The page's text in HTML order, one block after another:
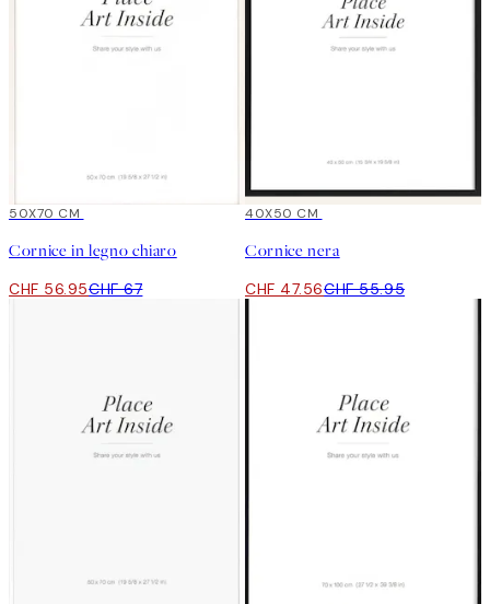
15%*
50X70 CM
Cornice in legno chiaro
CHF 56.95CHF 67
15%*
40X50 CM
Cornice nera
CHF 47.56CHF 55.95